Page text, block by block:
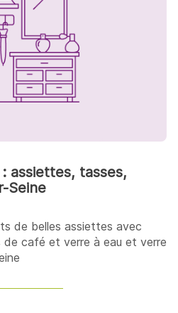
assiettes, tasses,
Seine
de belles assiettes avec
café et verre à eau et verre